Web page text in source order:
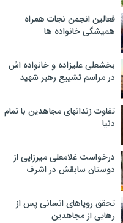
فعالین انجمن نجات همراه
همیشگی خانواده ها
بخشعلی علیزاده و خانواده اش
در مراسم تشییع رهبر شهید
تفاوت زندانهای مجاهدین با تمام
دنیا
درخواست غلامعلی میرزایی از
دوستان سابقش در اشرف
تحقق رویاهای انسانی پس از
رهایی از مجاهدین